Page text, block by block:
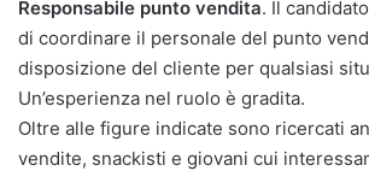
Responsabile punto vendita. Il
di coordinare il personale del punto
disposizione del cliente per qualsiasi
Un’esperienza nel ruolo è gradita.
Oltre alle figure indicate sono ricercati
vendite, snackisti e giovani cui